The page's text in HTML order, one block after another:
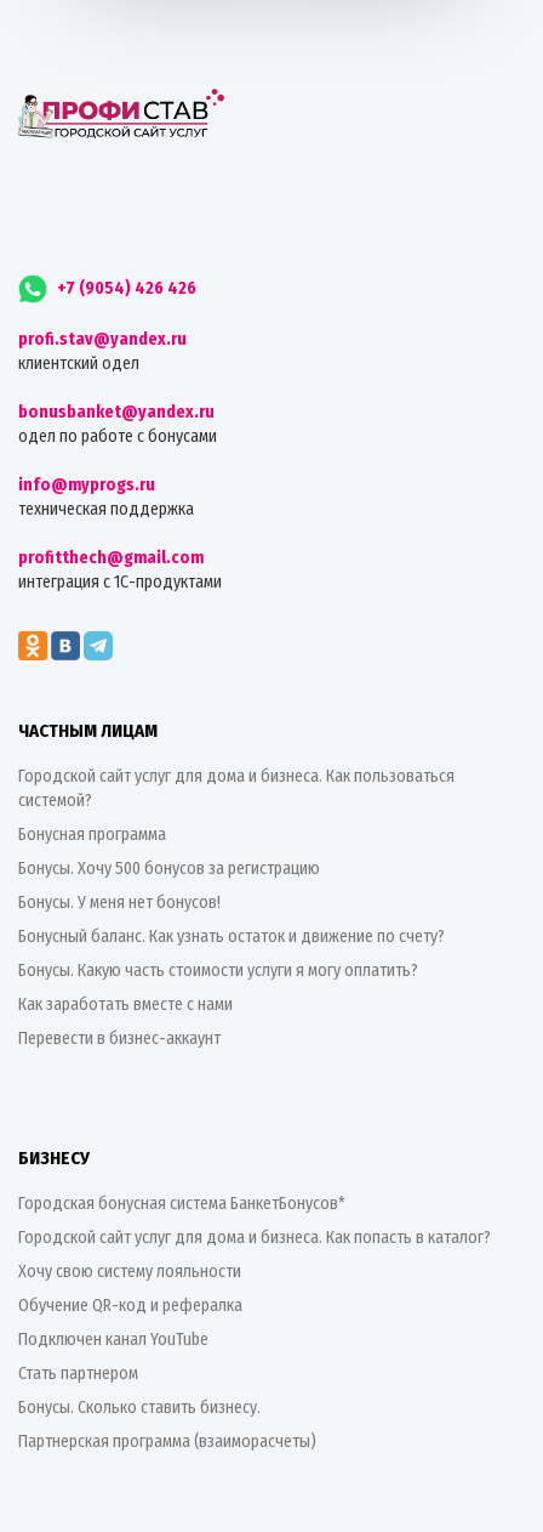
+7 (9054) 426 426
profi.stav@yandex.ru
клиентский одел
bonusbanket@yandex.ru
одел по работе с бонусами
info@myprogs.ru
техническая поддержка
profitthech@gmail.com
интеграция с 1С-продуктами
ЧАСТНЫМ ЛИЦАМ
Городской сайт услуг для дома и бизнеса. Как пользоваться
системой?
Бонусная программа
Бонусы. Хочу 500 бонусов за регистрацию
Бонусы. У меня нет бонусов!
Бонусный баланс. Как узнать остаток и движение по счету?
Бонусы. Какую часть стоимости услуги я могу оплатить?
Как заработать вместе с нами
Перевести в бизнес-аккаунт
БИЗНЕСУ
Городская бонусная система БанкетБонусов*
Городской сайт услуг для дома и бизнеса. Как попасть в каталог?
Хочу свою систему лояльности
Обучение QR-код и рефералка
Подключен канал YouTube
Стать партнером
Бонусы. Сколько ставить бизнесу.
Партнерская программа (взаиморасчеты)